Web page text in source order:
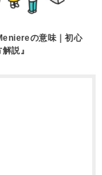
の意味｜初心
説』